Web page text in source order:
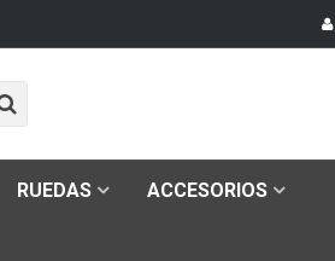
RUEDAS ACCESORIOS